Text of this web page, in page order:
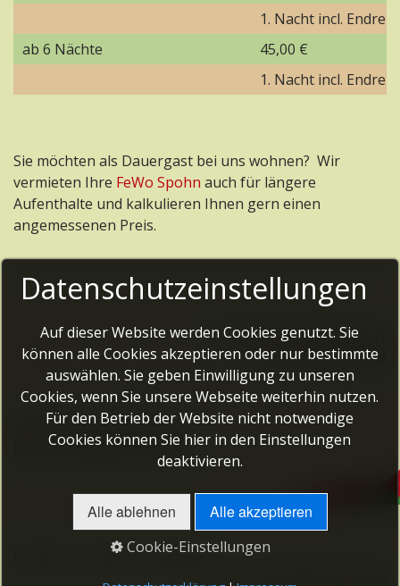
1. Nacht incl.
ab 6 Nächte
45,00 €
1. Nacht incl.
Sie möchten als Dauergast bei uns wohnen? Wir
vermieten Ihre FeWo Spohn auch für längere
Aufenthalte und kalkulieren Ihnen gern einen
angemessenen Preis.
Fam. Spohn, Auenblick 31
08371 GLAUCHAU
Telefon: +49 3763 15910
Email:info@fewospohn.de
Kontakt
Datenschutzeinstellungen
Auf dieser Website werden Cookies genutzt. Sie
können alle Cookies akzeptieren oder nur bestimmte
auswählen. Sie geben Einwilligung zu unseren
Cookies, wenn Sie unsere Webseite weiterhin nutzen.
Für den Betrieb der Website nicht notwendige
Cookies können Sie hier in den Einstellungen
deaktivieren.
Alle ablehnen Alle akzeptieren
Cookie-Einstellungen